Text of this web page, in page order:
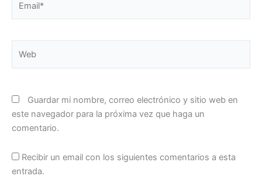
Guardar mi nombre, correo electrónico y sitio web en
este navegador para la próxima vez que haga un
comentario.
Recibir un email con los siguientes comentarios a esta
entrada.